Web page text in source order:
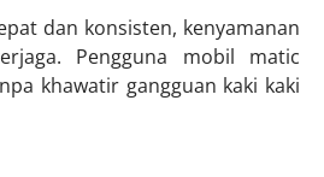
dan konsisten, kenyamanan
Pengguna mobil matic
khawatir gangguan kaki kaki